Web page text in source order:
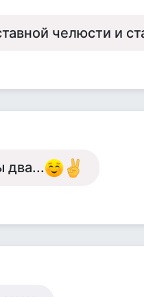
челюсти и
два...